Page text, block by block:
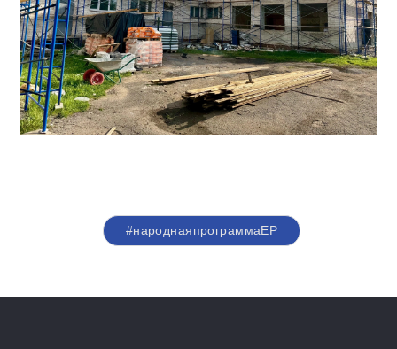
#народнаяпрограммаЕР